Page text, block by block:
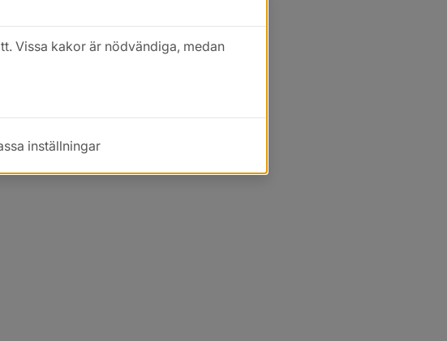
Vissa kakor är nödvändiga, medan
inställningar